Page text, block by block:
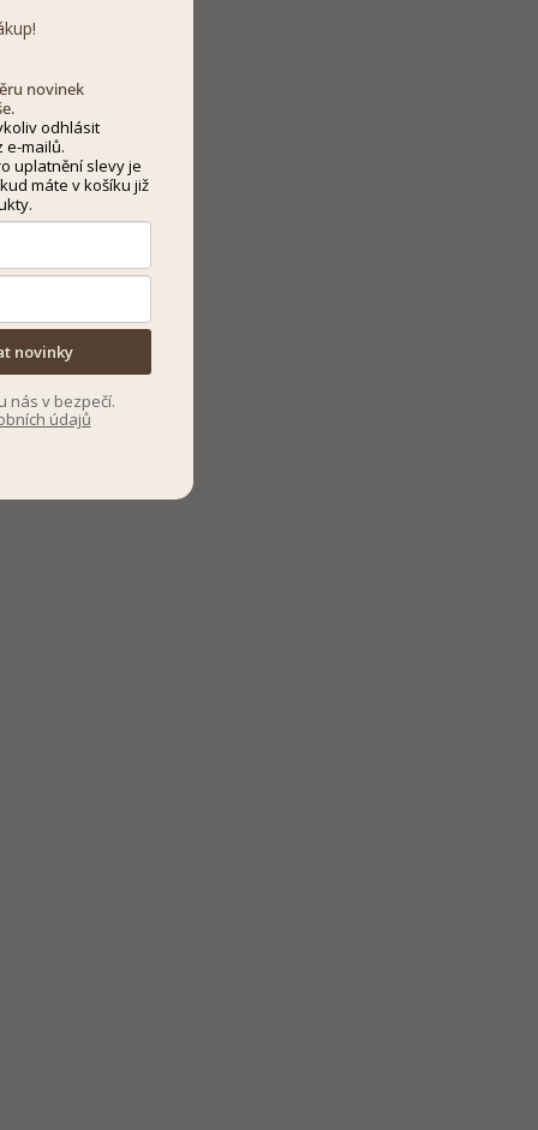
novinek
odhlásit
e-mailů.
uplatnění slevy je
máte v košíku již
novinky
nás v bezpečí.
údajů